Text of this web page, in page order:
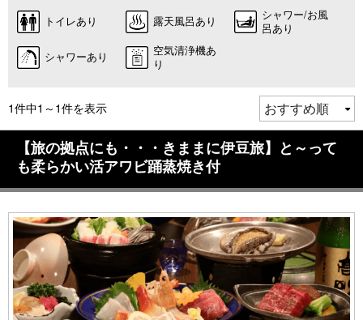
トイレあり 露天風呂あり
シャワー/お風
呂あり
シャワーあり
空気清浄機あ
り
1件中1～1件を表示
【旅の拠点にも・・・きままに伊豆旅】と～って
も柔らかい活アワビ踊蒸焼き付